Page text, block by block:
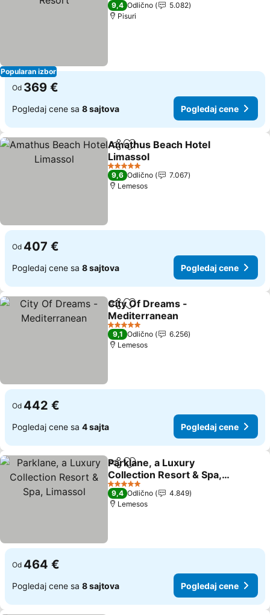
Popularan izbor
9,4 Odlično
5.082
Pisuri
Od 369 €
Pogledaj cene sa 8 sajtova Pogledaj cene
Deli Dodati u favorite
Amathus Beach Hotel
Limassol
5 Zvezdice
9,6 Odlično
7.067
Lemesos
Od 407 €
Pogledaj cene sa 8 sajtova Pogledaj cene
Deli Dodati u favorite
City Of Dreams -
Mediterranean
5 Zvezdice
9,1 Odlično
6.256
Lemesos
Od 442 €
Pogledaj cene sa 4 sajta Pogledaj cene
Deli Dodati u favorite
Parklane, a Luxury
Collection Resort & Spa,
Limassol
5 Zvezdice
9,4 Odlično
4.849
Lemesos
Od 464 €
Pogledaj cene sa 8 sajtova Pogledaj cene